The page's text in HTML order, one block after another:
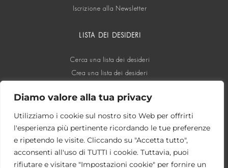
Diamo valore alla tua privacy
Utilizziamo i cookie sul nostro sito Web per offrirti
l'esperienza più pertinente ricordando le tue preferenze
e ripetendo le visite. Cliccando su "Accetta tutto",
acconsenti all'uso di TUTTI i cookie. Tuttavia, puoi
rifiutare e visitare "Impostazioni cookie" per fornire un
Iscrizione alla Newsletter
LISTA DEI DESIDERI
Cerca una lista dei desideri
Crea una lista dei desideri
SOCIAL